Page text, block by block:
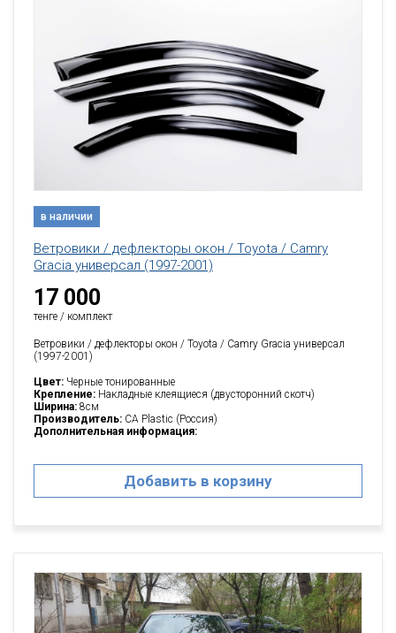
в наличии
Ветровики / дефлекторы окон / Toyota / Camry
Gracia универсал (1997-2001)
17 000
тенге / комплект
Ветровики / дефлекторы окон / Toyota / Camry Gracia универсал
(1997-2001)
Цвет: Черные тонированные
Крепление: Накладные клеящиеся (двусторонний скотч)
Ширина: 8см
Производитель: CA Plastic (Россия)
Дополнительная информация:
Добавить в корзину